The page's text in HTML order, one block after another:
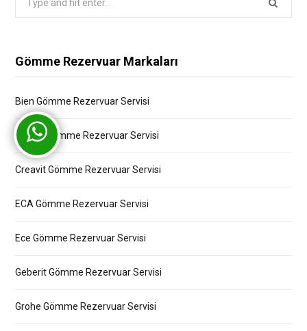
Gömme Rezervuar Markaları
Bien Gömme Rezervuar Servisi
Bocchi Gömme Rezervuar Servisi
Creavit Gömme Rezervuar Servisi
ECA Gömme Rezervuar Servisi
Ece Gömme Rezervuar Servisi
Geberit Gömme Rezervuar Servisi
Grohe Gömme Rezervuar Servisi